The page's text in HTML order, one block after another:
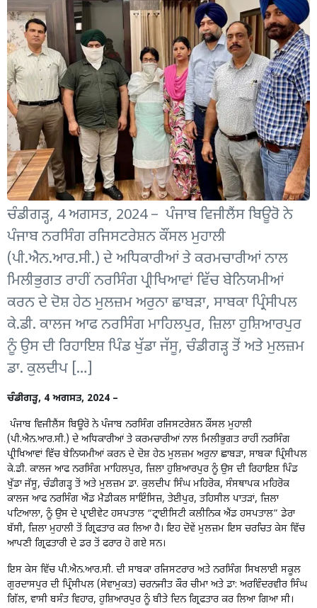
ਚੰਡੀਗੜ੍ਹ, 4 ਅਗਸਤ, 2024 – ਪੰਜਾਬ ਵਿਜੀਲੈਂਸ ਬਿਊਰੋ ਨੇ
ਪੰਜਾਬ ਨਰਸਿੰਗ ਰਜਿਸਟਰੇਸ਼ਨ ਕੌਂਸਲ ਮੁਹਾਲੀ
(ਪੀ.ਐਨ.ਆਰ.ਸੀ.) ਦੇ ਅਧਿਕਾਰੀਆਂ ਤੇ ਕਰਮਚਾਰੀਆਂ ਨਾਲ
ਮਿਲੀਭੁਗਤ ਰਾਹੀਂ ਨਰਸਿੰਗ ਪ੍ਰੀਖਿਆਵਾਂ ਵਿੱਚ ਬੇਨਿਯਮੀਆਂ
ਕਰਨ ਦੇ ਦੋਸ਼ ਹੇਠ ਮੁਲਜ਼ਮ ਅਰੁਨਾ ਛਾਬੜਾ, ਸਾਬਕਾ ਪ੍ਰਿੰਸੀਪਲ
ਕੇ.ਡੀ. ਕਾਲਜ ਆਫ ਨਰਸਿੰਗ ਮਾਹਿਲਪੁਰ, ਜ਼ਿਲਾ ਹੁਸ਼ਿਆਰਪੁਰ
ਨੂੰ ਉਸ ਦੀ ਰਿਹਾਇਸ਼ ਪਿੰਡ ਖੁੱਡਾ ਜੱਸੂ, ਚੰਡੀਗੜ੍ਹ ਤੋਂ ਅਤੇ ਮੁਲਜ਼ਮ
ਡਾ. ਕੁਲਦੀਪ […]
ਚੰਡੀਗੜ੍ਹ, 4 ਅਗਸਤ, 2024 –
ਪੰਜਾਬ ਵਿਜੀਲੈਂਸ ਬਿਊਰੋ ਨੇ ਪੰਜਾਬ ਨਰਸਿੰਗ ਰਜਿਸਟਰੇਸ਼ਨ ਕੌਂਸਲ ਮੁਹਾਲੀ
(ਪੀ.ਐਨ.ਆਰ.ਸੀ.) ਦੇ ਅਧਿਕਾਰੀਆਂ ਤੇ ਕਰਮਚਾਰੀਆਂ ਨਾਲ ਮਿਲੀਭੁਗਤ ਰਾਹੀਂ ਨਰਸਿੰਗ
ਪ੍ਰੀਖਿਆਵਾਂ ਵਿੱਚ ਬੇਨਿਯਮੀਆਂ ਕਰਨ ਦੇ ਦੋਸ਼ ਹੇਠ ਮੁਲਜ਼ਮ ਅਰੁਨਾ ਛਾਬੜਾ, ਸਾਬਕਾ ਪ੍ਰਿੰਸੀਪਲ
ਕੇ.ਡੀ. ਕਾਲਜ ਆਫ ਨਰਸਿੰਗ ਮਾਹਿਲਪੁਰ, ਜ਼ਿਲਾ ਹੁਸ਼ਿਆਰਪੁਰ ਨੂੰ ਉਸ ਦੀ ਰਿਹਾਇਸ਼ ਪਿੰਡ
ਖੁੱਡਾ ਜੱਸੂ, ਚੰਡੀਗੜ੍ਹ ਤੋਂ ਅਤੇ ਮੁਲਜ਼ਮ ਡਾ. ਕੁਲਦੀਪ ਸਿੰਘ ਮਹਿਰੋਕ, ਸੰਸਥਾਪਕ ਮਹਿਰੋਕ
ਕਾਲਜ ਆਫ ਨਰਸਿੰਗ ਐਂਡ ਮੈਡੀਕਲ ਸਾਇੰਸਿਜ਼, ਤੇਈਪੁਰ, ਤਹਿਸੀਲ ਪਾਤੜਾਂ, ਜ਼ਿਲਾ
ਪਟਿਆਲਾ, ਨੂੰ ਉਸ ਦੇ ਪ੍ਰਾਈਵੇਟ ਹਸਪਤਾਲ “ਟ੍ਰਾਈਸਿਟੀ ਕਲੀਨਿਕ ਐਂਡ ਹਸਪਤਾਲ” ਡੇਰਾ
ਬੱਸੀ, ਜ਼ਿਲਾ ਮੁਹਾਲੀ ਤੋਂ ਗ੍ਰਿਫਤਾਰ ਕਰ ਲਿਆ ਹੈ। ਇਹ ਦੋਵੇਂ ਮੁਲਜ਼ਮ ਇਸ ਚਰਚਿਤ ਕੇਸ ਵਿੱਚ
ਆਪਣੀ ਗ੍ਰਿਫਤਾਰੀ ਦੇ ਡਰ ਤੋਂ ਫਰਾਰ ਹੋ ਗਏ ਸਨ।
ਇਸ ਕੇਸ ਵਿੱਚ ਪੀ.ਐਨ.ਆਰ.ਸੀ. ਦੀ ਸਾਬਕਾ ਰਜਿਸਟਰਾਰ ਅਤੇ ਨਰਸਿੰਗ ਸਿਖਲਾਈ ਸਕੂਲ
ਗੁਰਦਾਸਪੁਰ ਦੀ ਪ੍ਰਿੰਸੀਪਲ (ਸੇਵਾਮੁਕਤ) ਚਰਨਜੀਤ ਕੌਰ ਚੀਮਾ ਅਤੇ ਡਾ: ਅਰਵਿੰਦਰਵੀਰ ਸਿੰਘ
ਗਿੱਲ, ਵਾਸੀ ਬਸੰਤ ਵਿਹਾਰ, ਹੁਸ਼ਿਆਰਪੁਰ ਨੂੰ ਬੀਤੇ ਦਿਨ ਗ੍ਰਿਫਤਾਰ ਕਰ ਲਿਆ ਗਿਆ ਸੀ।